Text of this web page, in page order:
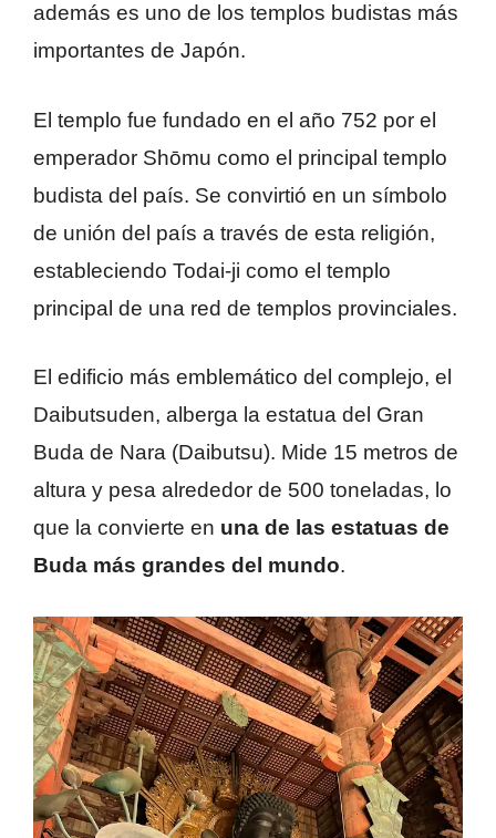
además es uno de los templos budistas más
importantes de Japón.
El templo fue fundado en el año 752 por el
emperador Shōmu como el principal templo
budista del país. Se convirtió en un símbolo
de unión del país a través de esta religión,
estableciendo Todai-ji como el templo
principal de una red de templos provinciales.
El edificio más emblemático del complejo, el
Daibutsuden, alberga la estatua del Gran
Buda de Nara (Daibutsu). Mide 15 metros de
altura y pesa alrededor de 500 toneladas, lo
que la convierte en una de las estatuas de
Buda más grandes del mundo.